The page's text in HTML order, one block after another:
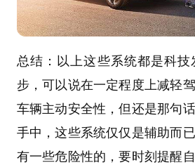
总结：以上这些系统都是科
步，可以说在一定程度上减轻
车辆主动安全性，但还是那句
手中，这些系统仅仅是辅助而
有一些危险性的，要时刻提醒